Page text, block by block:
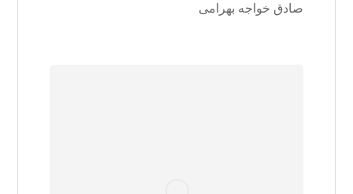
صادق خواجه بهرامی